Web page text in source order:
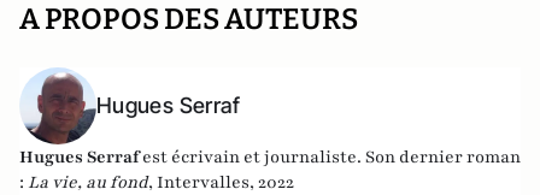
A PROPOS DES AUTEURS
Hugues Serraf
Hugues Serrafest écrivain et journaliste. Son dernier roman
: La vie, au fond, Intervalles, 2022